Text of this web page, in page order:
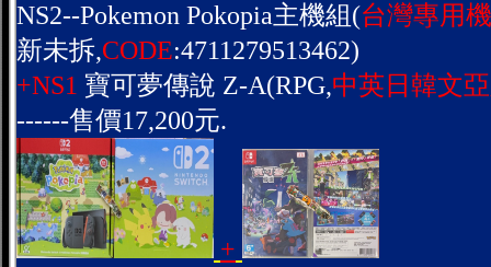
NS2--Pokemon Pokopia主機組(台灣專用
新未拆,CODE:4711279513462)
+NS1 寶可夢傳說 Z-A(RPG,中英日韓文
------售價17,200元.
+